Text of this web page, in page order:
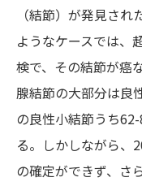
（結節）が発見さ
ようなケースでは、
検で、その結節が癌
腺結節の大部分は良
の良性小結節うち
る。しかしながら、
の確定ができず、さ